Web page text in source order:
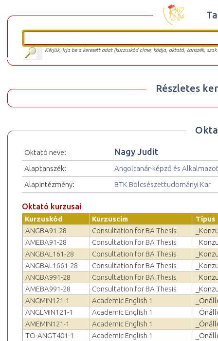
Kérjük, írja be a keresett adat (kurzuskód címe, kódja, oktató, tanszék,
Részletes
Oktató neve: Nagy Judit
Alaptanszék:
Angoltanár-képző és
Alapintézmény:
BTK Bölcsészettudományi Kar
Oktató kurzusai
Kurzuskód Kurzuscím
Típus
ANGBA91-28
Consultation for BA Thesis
AMEBA91-28
Consultation for BA Thesis
ANGBAL161-28
Consultation for BA Thesis
ANGBAL1661-28
Consultation for BA Thesis
ANGBA991-28
Consultation for BA Thesis
AMEBA991-28
Consultation for BA Thesis
ANGMIN121-1
Academic English 1
ANGLMIN121-1
Academic English 1
AMEMIN121-1
Academic English 1
TO-ANGT401-1
Academic English 1